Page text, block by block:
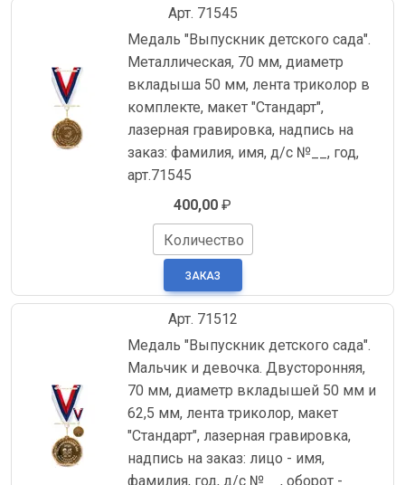
Арт. 71545
Медаль "Выпускник детского сада".
Металлическая, 70 мм, диаметр
вкладыша 50 мм, лента триколор в
комплекте, макет "Стандарт",
лазерная гравировка, надпись на
заказ: фамилия, имя, д/с №__, год,
арт.71545
400,00 ₽
Количество
Арт. 71512
Медаль "Выпускник детского сада".
Мальчик и девочка. Двусторонняя,
70 мм, диаметр вкладышей 50 мм и
62,5 мм, лента триколор, макет
"Стандарт", лазерная гравировка,
надпись на заказ: лицо - имя,
фамилия, год, д/с №__, оборот -